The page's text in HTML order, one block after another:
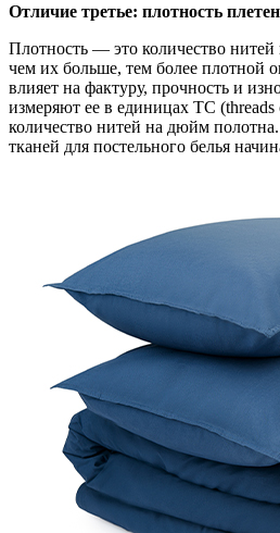
Отличие третье: плотность
Плотность — это количество
чем их больше, тем более плотной
влияет на фактуру, прочность и
измеряют ее в единицах TC
количество нитей на дюйм
тканей для постельного белья